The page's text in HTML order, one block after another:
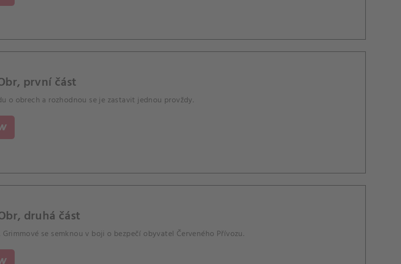
první část
o obrech a rozhodnou se je zastavit jednou provždy.
druhá část
se semknou v boji o bezpečí obyvatel Červeného Přívozu.